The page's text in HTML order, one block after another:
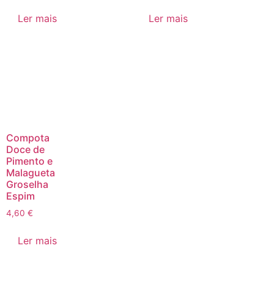
Ler mais Ler mais
Compota
Doce de
Pimento e
Malagueta
Groselha
Espim
4,60 €
Ler mais